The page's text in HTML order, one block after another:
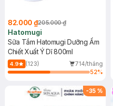
82.000 ₫205.000 ₫
Hatomugi
Sữa Tắm Hatomugi Dưỡng Ẩm
Chiết Xuất Ý Dĩ 800ml
4.9 (123)
714/tháng
52%
-35 %